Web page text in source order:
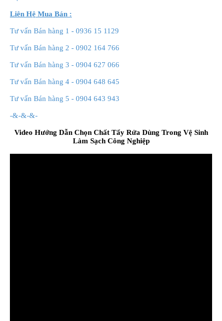
Liên Hệ Mua Bán :
Tư vấn Bán hàng 1 - 0936 15 1129
Tư vấn Bán hàng 2 - 0902 164 766
Tư vấn Bán hàng 3 - 0904 627 066
Tư vấn Bán hàng 4 - 0904 648 645
Tư vấn Bán hàng 5 - 0904 643 943
-&-&-&-
Video Hướng Dẫn Chọn Chất Tẩy Rửa Dùng Trong Vệ Sinh
Làm Sạch Công Nghiệp